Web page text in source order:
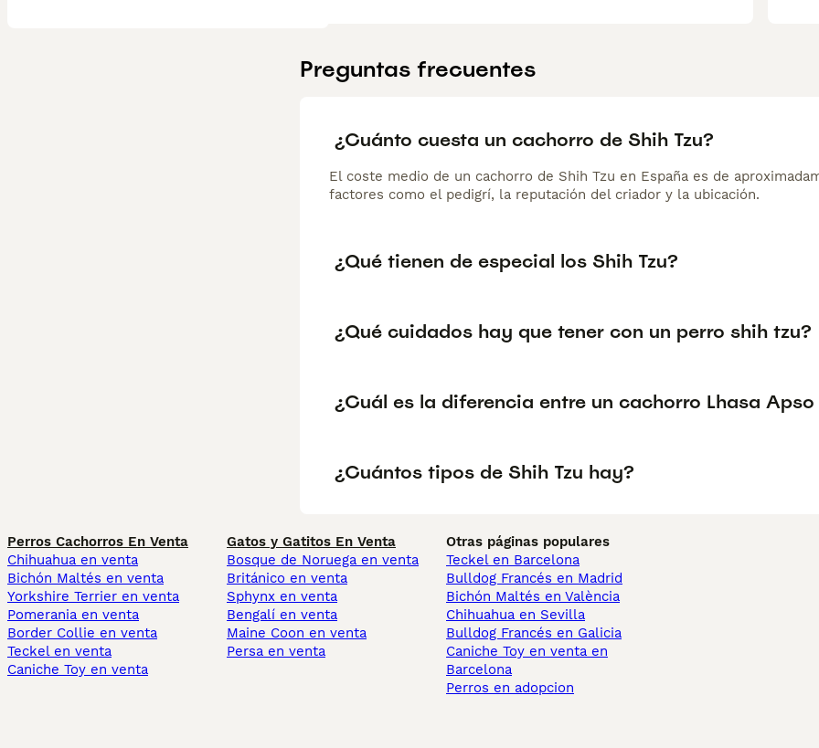
Preguntas frecuentes
¿Cuánto cuesta un cachorro de Shih Tzu?
El coste medio de un cachorro de Shih Tzu en España es de
factores como el pedigrí, la reputación del criador y la ubicación.
¿Qué tienen de especial los Shih Tzu?
¿Qué cuidados hay que tener con un perro shih tzu?
¿Cuál es la diferencia entre un cachorro Lhasa Apso
¿Cuántos tipos de Shih Tzu hay?
Perros Cachorros En Venta
Chihuahua en venta
Bichón Maltés en venta
Yorkshire Terrier en venta
Pomerania en venta
Border Collie en venta
Teckel en venta
Caniche Toy en venta
Gatos y Gatitos En Venta
Bosque de Noruega en venta
Británico en venta
Sphynx en venta
Bengalí en venta
Maine Coon en venta
Persa en venta
Otras páginas populares
Teckel en Barcelona
Bulldog Francés en Madrid
Bichón Maltés en València
Chihuahua en Sevilla
Bulldog Francés en Galicia
Caniche Toy en venta en
Barcelona
Perros en adopcion